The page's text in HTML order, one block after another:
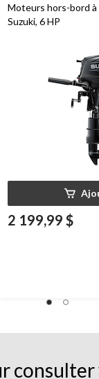
Moteurs hors-bord
Suzuki, 6 HP
2 199,99 $